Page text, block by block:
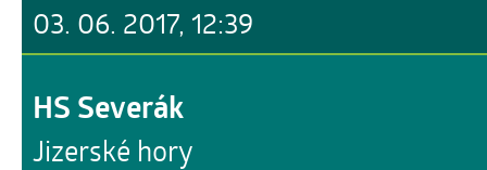
03. 06. 2017, 12:39
HS Severák
Jizerské hory